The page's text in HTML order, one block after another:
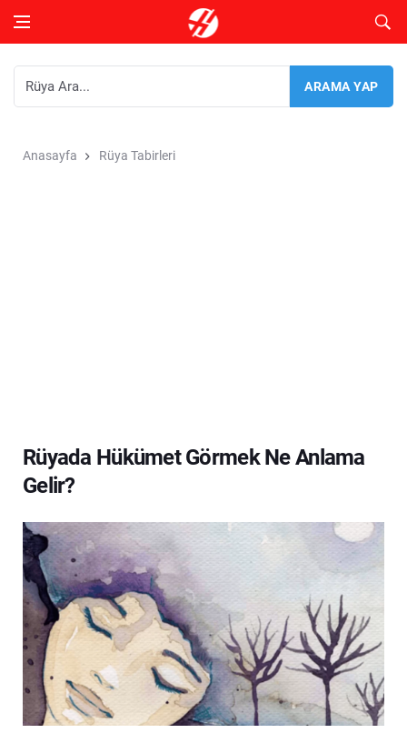
Anasayfa Rüya Tabirleri
Rüyada Hükümet Görmek Ne Anlama
Gelir?